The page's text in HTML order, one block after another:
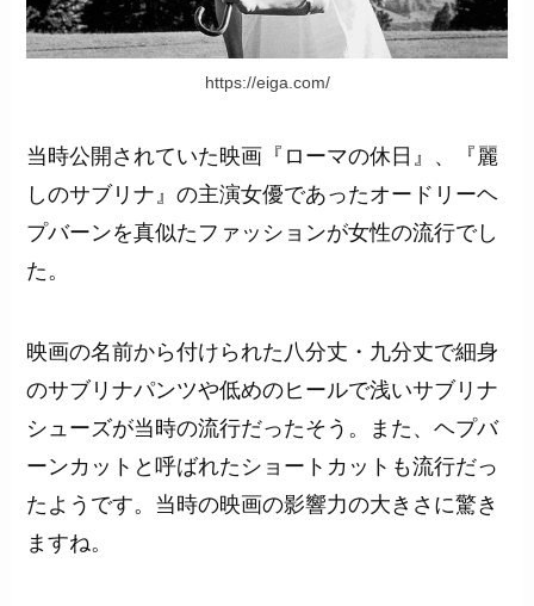
https://eiga.com/
当時公開されていた映画『ローマの休日』、『麗
しのサブリナ』の主演女優であったオードリーヘ
プバーンを真似たファッションが女性の流行でし
た。
映画の名前から付けられた八分丈・九分丈で細身
のサブリナパンツや低めのヒールで浅いサブリナ
シューズが当時の流行だったそう。また、ヘプバ
ーンカットと呼ばれたショートカットも流行だっ
たようです。当時の映画の影響力の大きさに驚き
ますね。